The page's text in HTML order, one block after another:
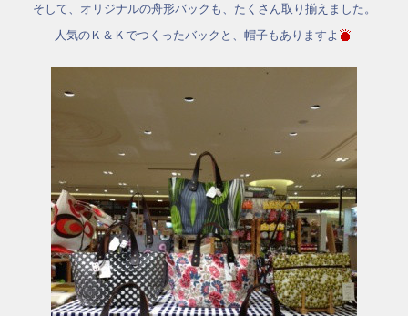
そして、オリジナルの舟形バックも、たくさん取り揃えました。
人気のＫ＆Ｋでつくったバックと、帽子もありますよ